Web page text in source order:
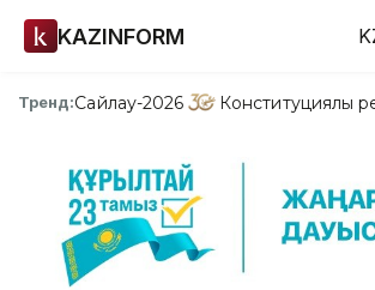
KAZINFORM
Тренд:Сайлау-2026 Конституциялық